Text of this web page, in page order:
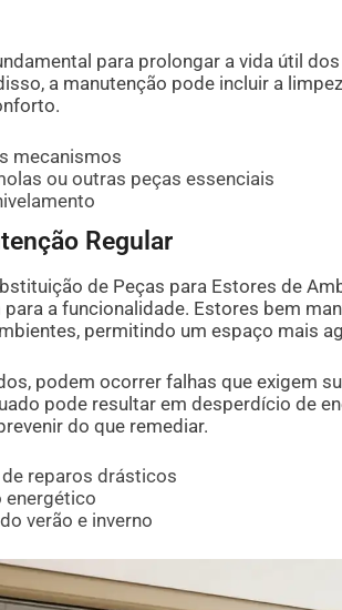
para prolongar a vida útil
a manutenção pode incluir a
mecanismos
ou outras peças essenciais
Regular
de Peças para Estores de
a funcionalidade. Estores bem
permitindo um espaço mais
podem ocorrer falhas que exigem
pode resultar em desperdício de
do que remediar.
reparos drásticos
energético
verão e inverno